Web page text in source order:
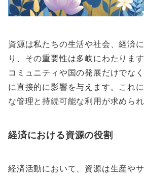
資源は私たちの生活や社会、経済
り、その重要性は多岐にわたりま
コミュニティや国の発展だけでな
に直接的に影響を与えます。これ
な管理と持続可能な利用が求められ
経済における資源の役割
経済活動において、資源は生産や